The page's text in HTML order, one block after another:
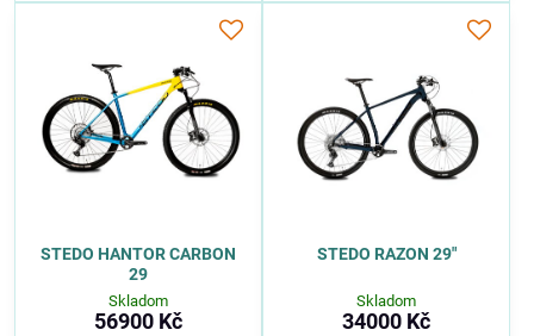
STEDO HANTOR CARBON
29
Skladom
56900 Kč
STEDO RAZON 29″
Skladom
34000 Kč